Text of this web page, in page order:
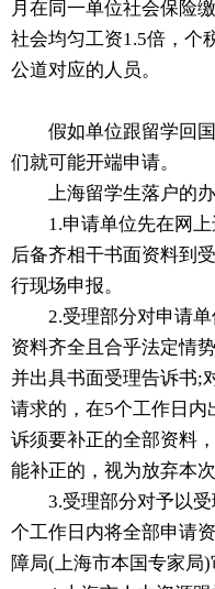
月在同一单位社会保险
社会均匀工资1.5倍，个
公道对应的人员。
假如单位跟留学回国
们就可能开端申请。
上海留学生落户的办
1.申请单位先在网上
后备齐相干书面资料到
行现场申报。
2.受理部分对申请单
资料齐全且合乎法定情
并出具书面受理告诉书;
请求的，在5个工作日
诉须要补正的全部资料
能补正的，视为放弃本次
3.受理部分对予以受
个工作日内将全部申请
障局(上海市本国专家局)